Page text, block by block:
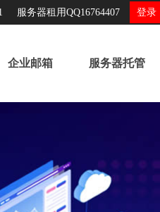
服务器租用QQ16764407 登录
企业邮箱 服务器托管